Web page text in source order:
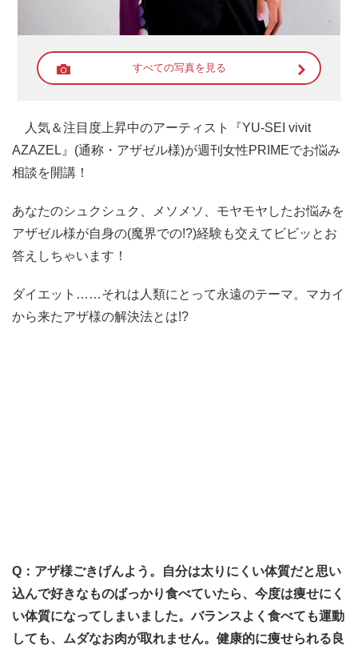
すべての写真を見る
人気＆注目度上昇中のアーティスト『YU-SEI vivit
AZAZEL』(通称・アザゼル様)が週刊女性PRIMEでお悩み
相談を開講！
あなたのシュクシュク、メソメソ、モヤモヤしたお悩みを
アザゼル様が自身の(魔界での!?)経験も交えてビビッとお
答えしちゃいます！
ダイエット……それは人類にとって永遠のテーマ。マカイ
から来たアザ様の解決法とは!?
Q：アザ様ごきげんよう。自分は太りにくい体質だと思い
込んで好きなものばっかり食べていたら、今度は痩せにく
い体質になってしまいました。バランスよく食べても運動
しても、ムダなお肉が取れません。健康的に痩せられる良